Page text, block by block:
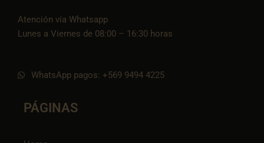
Atención vía Whatsapp
Lunes a Viernes de 08:00 – 16:30 horas
WhatsApp pagos: +569 9494 4225
PÁGINAS